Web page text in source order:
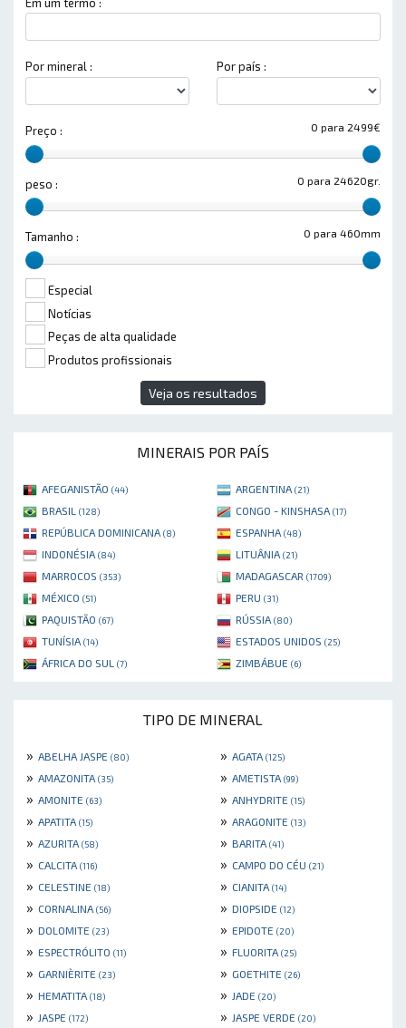
Por mineral : Por país :
0 para 2499€
Preço :
0 para 24620gr.
peso :
0 para 460mm
Tamanho :
Especial
Notícias
Peças de alta qualidade
Produtos profissionais
Veja os resultados
MINERAIS POR PAÍS
AFEGANISTÃO (44) ARGENTINA (21)
BRASIL (128) CONGO - KINSHASA (17)
REPÚBLICA DOMINICANA (8) ESPANHA (48)
INDONÉSIA (84) LITUÂNIA (21)
MARROCOS (353) MADAGASCAR (1709)
MÉXICO (51) PERU (31)
PAQUISTÃO (67) RÚSSIA (80)
TUNÍSIA (14) ESTADOS UNIDOS (25)
ÁFRICA DO SUL (7) ZIMBÁBUE (6)
TIPO DE MINERAL
» ABELHA JASPE (80) » AGATA (125)
» AMAZONITA (35) » AMETISTA (99)
» AMONITE (63) » ANHYDRITE (15)
» APATITA (15) » ARAGONITE (13)
» AZURITA (58) » BARITA (41)
» CALCITA (116) » CAMPO DO CÉU (21)
» CELESTINE (18) » CIANITA (14)
» CORNALINA (56) » DIOPSIDE (12)
» DOLOMITE (23) » EPIDOTE (20)
» ESPECTRÓLITO (11) » FLUORITA (25)
» GARNIÈRITE (23) » GOETHITE (26)
» HEMATITA (18) » JADE (20)
» JASPE (172) » JASPE VERDE (20)